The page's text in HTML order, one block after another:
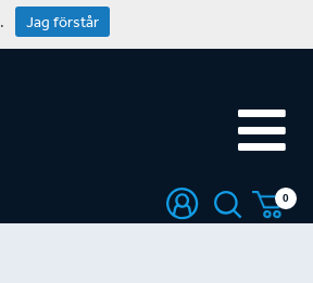
0
. Jag förstår